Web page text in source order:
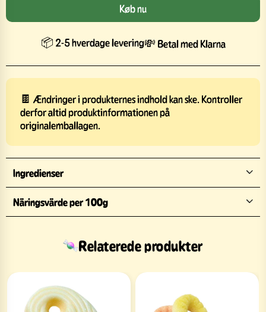
Køb nu
📦 2-5 hverdage levering💸 Betal med Klarna
🍫 Ændringer i produkternes indhold kan ske. Kontroller
derfor altid produktinformationen på
originalemballagen.
Ingredienser
Näringsvärde per 100g
Relaterede produkter